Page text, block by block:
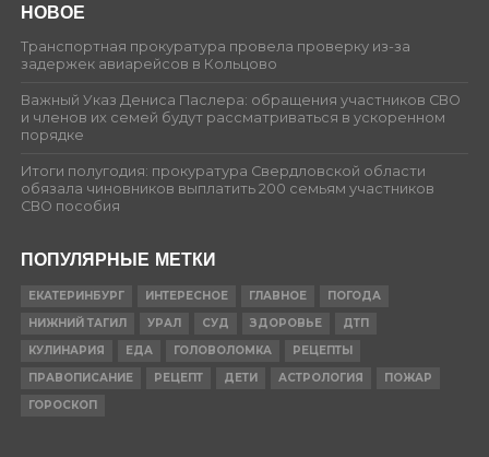
НОВОЕ
Транспортная прокуратура провела проверку из-за
задержек авиарейсов в Кольцово
Важный Указ Дениса Паслера: обращения участников СВО
и членов их семей будут рассматриваться в ускоренном
порядке
Итоги полугодия: прокуратура Свердловской области
обязала чиновников выплатить 200 семьям участников
СВО пособия
ПОПУЛЯРНЫЕ МЕТКИ
ЕКАТЕРИНБУРГ ИНТЕРЕСНОЕ ГЛАВНОЕ
ПОГОДА
НИЖНИЙ ТАГИЛ
УРАЛ СУД ЗДОРОВЬЕ
ДТП
КУЛИНАРИЯ
ЕДА ГОЛОВОЛОМКА
РЕЦЕПТЫ
ПРАВОПИСАНИЕ
РЕЦЕПТ ДЕТИ АСТРОЛОГИЯ
ПОЖАР
ГОРОСКОП